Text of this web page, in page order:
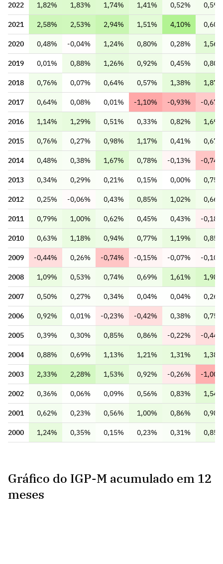
2022 1,82% 1,83% 1,74% 1,41% 0,52%
2021 2,58% 2,53% 2,94% 1,51% 4,10%
2020 0,48% -0,04% 1,24% 0,80% 0,28%
2019 0,01% 0,88% 1,26% 0,92% 0,45%
2018 0,76% 0,07% 0,64% 0,57% 1,38%
2017 0,64% 0,08% 0,01% -1,10% -0,93% -
2016 1,14% 1,29% 0,51% 0,33% 0,82%
2015 0,76% 0,27% 0,98% 1,17% 0,41%
2014 0,48% 0,38% 1,67% 0,78% -0,13% -
2013 0,34% 0,29% 0,21% 0,15% 0,00%
2012 0,25% -0,06% 0,43% 0,85% 1,02%
2011 0,79% 1,00% 0,62% 0,45% 0,43% -
2010 0,63% 1,18% 0,94% 0,77% 1,19%
2009 -0,44% 0,26% -0,74% -0,15% -0,07% -
2008 1,09% 0,53% 0,74% 0,69% 1,61%
2007 0,50% 0,27% 0,34% 0,04% 0,04%
2006 0,92% 0,01% -0,23% -0,42% 0,38%
2005 0,39% 0,30% 0,85% 0,86% -0,22% -
2004 0,88% 0,69% 1,13% 1,21% 1,31%
2003 2,33% 2,28% 1,53% 0,92% -0,26% -
2002 0,36% 0,06% 0,09% 0,56% 0,83%
2001 0,62% 0,23% 0,56% 1,00% 0,86%
2000 1,24% 0,35% 0,15% 0,23% 0,31%
Gráfico do IGP-M acumulado em 12
meses